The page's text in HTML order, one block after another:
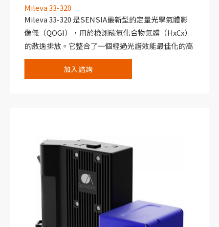
Mileva 33-320
Mileva 33-320 是SENSIA最新型的定量光學氣體影
像儀（QOGI），用於檢測碳氫化合物氣體（HxCx）
的散逸排放。它整合了一個經過光譜效能最佳化的高
解析致冷式感測器，將檢測靈敏度提高到了一個新的
檢測距離大於 100 m，並可立即記錄和播放 VOC 洩
露圖像和影片。
加入諮詢